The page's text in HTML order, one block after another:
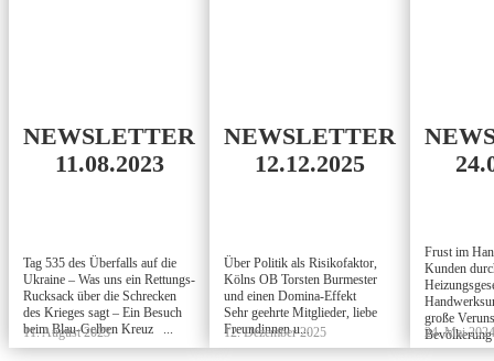
NEWSLETTER
11.08.2023
Tag 535 des Überfalls auf die
Ukraine – Was uns ein Rettungs-
Rucksack über die Schrecken
des Krieges sagt – Ein Besuch
beim Blau-Gelben Kreuz ...
11. August 2023
NEWSLETTER
12.12.2025
Über Politik als Risikofaktor,
Kölns OB Torsten Burmester
und einen Domina-Effekt
Sehr geehrte Mitglieder, liebe
Freundinnen u...
12. Dezember 2025
Frust im
Kunden
große
24. Mai 2024